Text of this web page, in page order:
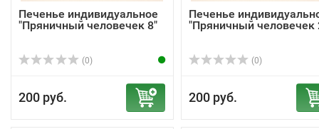
Печенье индивидуальное
"Пряничный человечек 8"
(0)
200 руб.
Печенье
"Пряничный человечек
(0)
200 руб.